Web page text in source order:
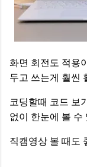
화면 회전도 적용
두고 쓰는게 훨씬
코딩할때 코드 보
없이 한눈에 볼 수
직캠영상 볼 때도